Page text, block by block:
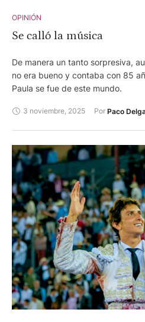
OPINIÓN
Se calló la música
De manera un tanto sorpresiva,
no era bueno y contaba con 85
Paula se fue de este mundo.
3 noviembre, 2025 Por Paco